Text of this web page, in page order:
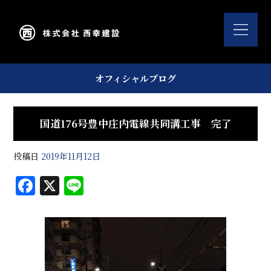
オフィシャルブログ
国道176号豊中庄内電線共同溝工事 完了
投稿日 2019年11月12日
F
a
c
b
X
e